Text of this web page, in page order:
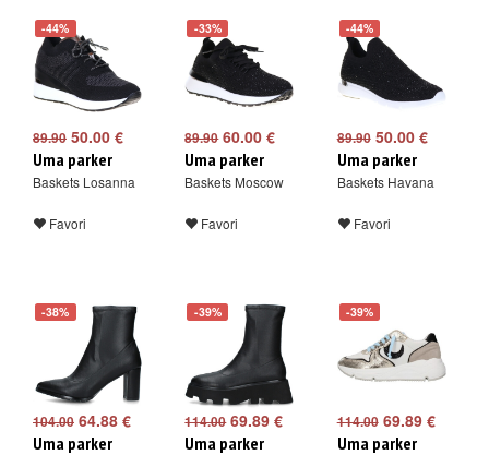
-44%
89.90 50.00 €
Uma parker
Baskets Losanna
Favori
-33%
89.9060.00 €
Uma parker
Baskets Moscow
Favori
-44%
89.9050.00 €
Uma parker
Baskets Havana
Favori
-38%
104.00 64.88 €
Uma parker
-39%
114.0069.89 €
Uma parker
-39%
114.0069.89 €
Uma parker